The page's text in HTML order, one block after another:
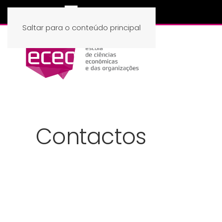
Saltar para o conteúdo principal
Contactos